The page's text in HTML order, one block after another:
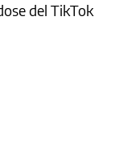
del TikTok